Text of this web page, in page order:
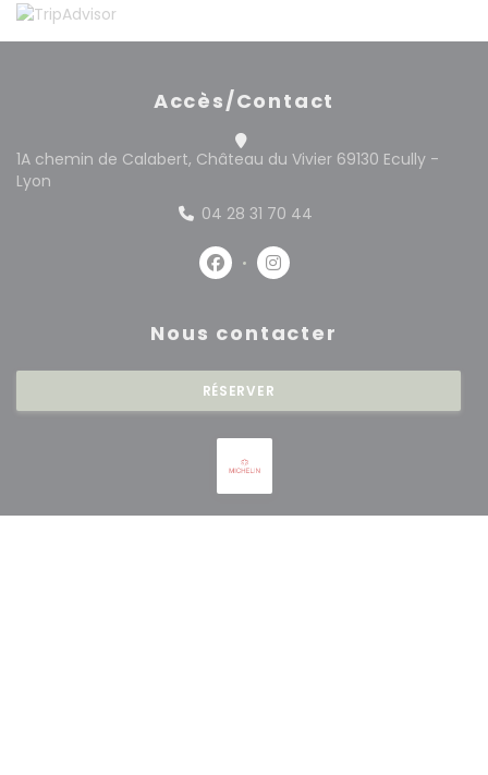
Accès/Contact
1A chemin de Calabert, Château du Vivier 69130 Ecully -
Lyon
04 28 31 70 44
Facebook ((ouvre une
Instagram ((ouvre une
Nous contacter
RÉSERVER